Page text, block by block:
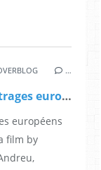
BIFFF…
BIFFF 2018 Courts-métrages européens – Compétition
européens
film by